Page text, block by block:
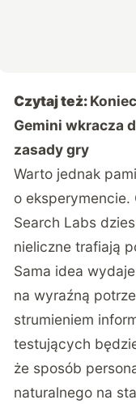
Czytaj też:
Gemini wkracza
zasady gry
Warto jednak
o
Search Labs
nieliczne trafiają
Sama idea
na wyraźną
strumieniem
testujących
że sposób
naturalnego na